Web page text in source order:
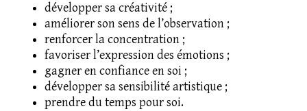
développer sa créativité ;
améliorer son sens de l’observation ;
renforcer la concentration ;
favoriser l’expression des émotions ;
gagner en confiance en soi ;
développer sa sensibilité artistique ;
prendre du temps pour soi.